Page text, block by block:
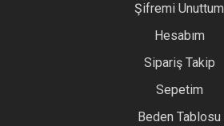
Şifremi Unuttum
Hesabım
Sipariş Takip
Sepetim
Beden Tablosu